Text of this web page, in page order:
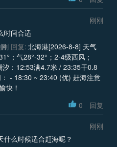
刚刚
时间合适
刚 回复: 北海港[2026-8-8] 天气
；气28°-32°；2-4级西风；
：12:53满4.7米 / 23:35干0.8
- 18:30 ~ 23:40 (优) 赶海注意
快！
0 回复
刚刚
什么时候适合赶海呢？